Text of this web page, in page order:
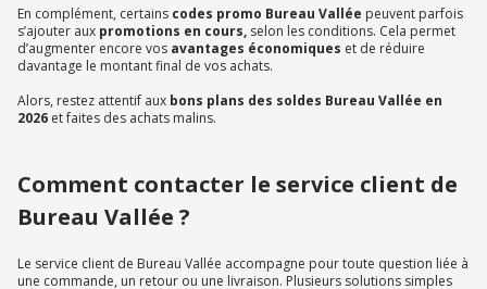
En complément, certains codes promo Bureau Vallée peuvent parfois
s’ajouter aux promotions en cours, selon les conditions. Cela permet
d’augmenter encore vos avantages économiques et de réduire
davantage le montant final de vos achats.
Alors, restez attentif aux bons plans des soldes Bureau Vallée en
2026 et faites des achats malins.
Comment contacter le service client de
Bureau Vallée ?
Le service client de Bureau Vallée accompagne pour toute question liée à
une commande, un retour ou une livraison. Plusieurs solutions simples